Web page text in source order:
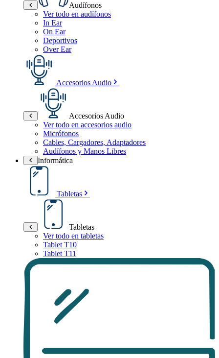
Audífonos
Ver todo en audífonos
In Ear
On Ear
Deportivos
Over Ear
Accesorios Audio
Accesorios Audio
Ver todo en accesorios audio
Micrófonos
Cables, Cargadores, Adaptadores
Audífonos y Manos Libres
Informática
Tabletas
Tabletas
Ver todo en tabletas
Tablet T10
Tablet T11